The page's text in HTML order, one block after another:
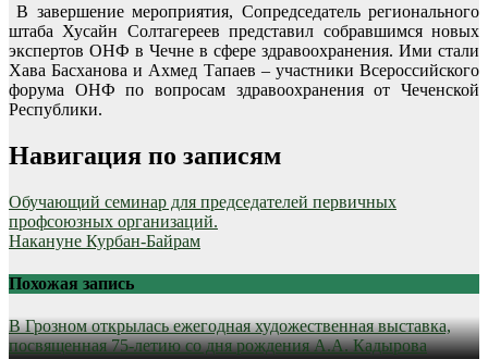
В завершение мероприятия, Сопредседатель регионального
штаба Хусайн Солтагереев представил собравшимся новых
экспертов ОНФ в Чечне в сфере здравоохранения. Ими стали
Хава Басханова и Ахмед Тапаев – участники Всероссийского
форума ОНФ по вопросам здравоохранения от Чеченской
Республики.
Навигация по записям
Обучающий семинар для председателей первичных
профсоюзных организаций.
Накануне Курбан-Байрам
Похожая запись
В Грозном открылась ежегодная художественная выставка,
посвященная 75-летию со дня рождения А.А. Кадырова